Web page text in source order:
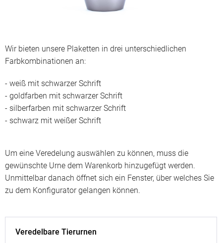
Wir bieten unsere Plaketten in drei unterschiedlichen
Farbkombinationen an:
- weiß mit schwarzer Schrift
- goldfarben mit schwarzer Schrift
- silberfarben mit schwarzer Schrift
- schwarz mit weißer Schrift
Um eine Veredelung auswählen zu können, muss die
gewünschte Urne dem Warenkorb hinzugefügt werden.
Unmittelbar danach öffnet sich ein Fenster, über welches Sie
zu dem Konfigurator gelangen können.
Veredelbare Tierurnen